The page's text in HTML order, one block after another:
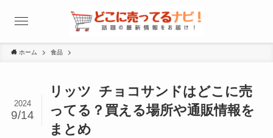
ホーム 食品
リッツ チョコサンドはどこに売
ってる？買える場所や通販情報を
まとめ
2024
9/14